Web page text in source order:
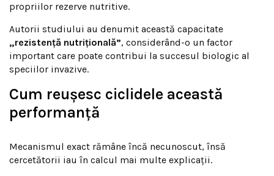
propriilor rezerve nutritive.
Autorii studiului au denumit această capacitate
„rezistență nutrițională”, considerând-o un factor
important care poate contribui la succesul biologic al
speciilor invazive.
Cum reușesc ciclidele această
performanță
Mecanismul exact rămâne încă necunoscut, însă
cercetătorii iau în calcul mai multe explicații.